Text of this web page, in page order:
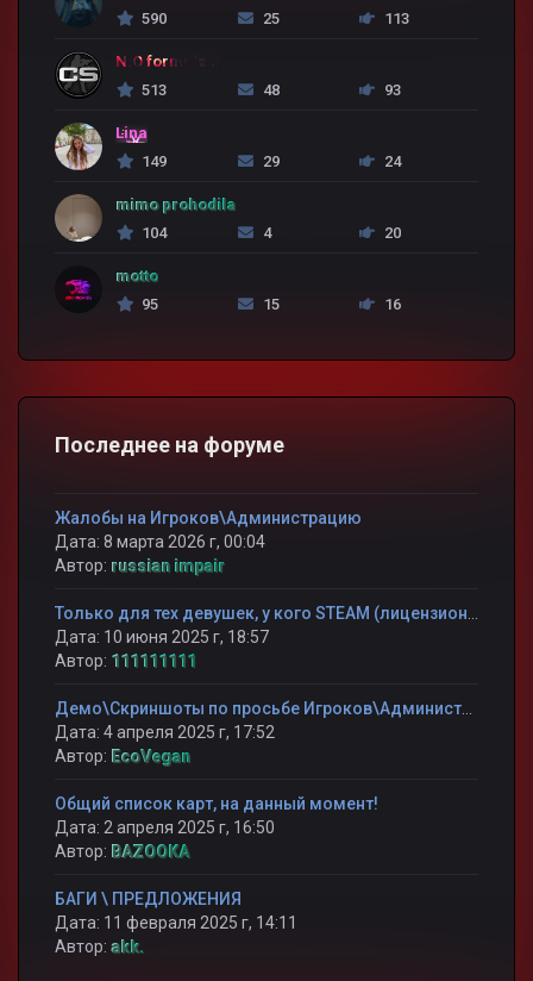
590
25 113
N.O formula X
513
48 93
Lina
149
29 24
mimo prohodila
104
4 20
motto
95
15 16
Последнее на форуме
Жалобы на Игроков\Администрацию
Дата: 8 марта 2026 г, 00:04
Автор: russian impair
Дата: 10 июня 2025 г, 18:57
Автор: 111111111
Дата: 4 апреля 2025 г, 17:52
Автор: EcoVegan
Общий список карт, на данный момент!
Дата: 2 апреля 2025 г, 16:50
Автор: BAZOOKA
БАГИ \ ПРЕДЛОЖЕНИЯ
Дата: 11 февраля 2025 г, 14:11
Автор: akk.